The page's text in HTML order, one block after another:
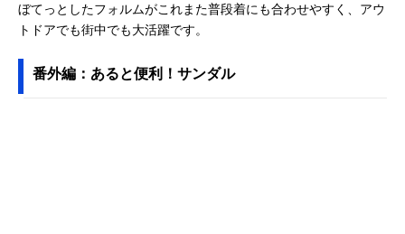
ぼてっとしたフォルムがこれまた普段着にも合わせやすく、アウ
トドアでも街中でも大活躍です。
番外編：あると便利！サンダル